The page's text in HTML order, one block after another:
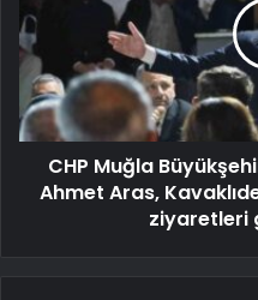
CHP Muğla
Ahmet Aras,
ziyaretleri